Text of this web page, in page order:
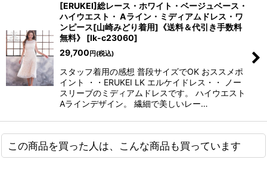
[ERUKEI]総レース・ホワイト・ベージュベース・
ハイウエスト・ Aライン・ミディアムドレス・ワ
ンピース[山崎みどり着用]《送料＆代引き手数料
無料》
[lk-c23060]
29,700 円 (税込)
スタッフ着用の感想 普段サイズでOK おススメポ
イント ・・ERUKEI LK エルケイドレス・・ ノー
スリーブのミディアムドレスです。 ハイウエスト
Aラインデザイン。 繊細で美しいレー…
この商品を買った人は、こんな商品も買っています